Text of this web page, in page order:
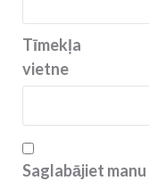
Tīmekļa
vietne
Saglabājiet